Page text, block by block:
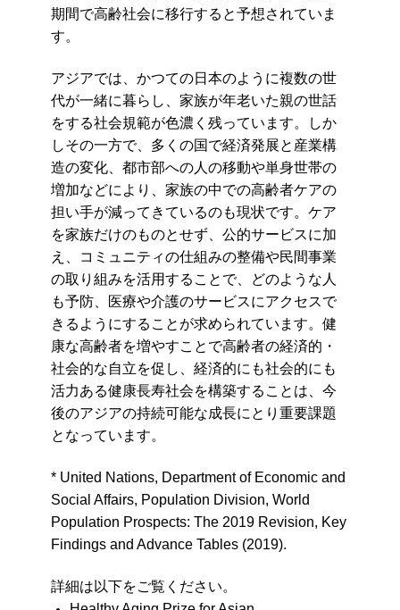
期間で高齢社会に移行すると予想されていま
す。
アジアでは、かつての日本のように複数の世
代が一緒に暮らし、家族が年老いた親の世話
をする社会規範が色濃く残っています。しか
しその一方で、多くの国で経済発展と産業構
造の変化、都市部への人の移動や単身世帯の
増加などにより、家族の中での高齢者ケアの
担い手が減ってきているのも現状です。ケア
を家族だけのものとせず、公的サービスに加
え、コミュニティの仕組みの整備や民間事業
の取り組みを活用することで、どのような人
も予防、医療や介護のサービスにアクセスで
きるようにすることが求められています。健
康な高齢者を増やすことで高齢者の経済的・
社会的な自立を促し、経済的にも社会的にも
活力ある健康長寿社会を構築することは、今
後のアジアの持続可能な成長にとり重要課題
となっています。
* United Nations, Department of Economic and
Social Affairs, Population Division, World
Population Prospects: The 2019 Revision, Key
Findings and Advance Tables(2019).
詳細は以下をご覧ください。